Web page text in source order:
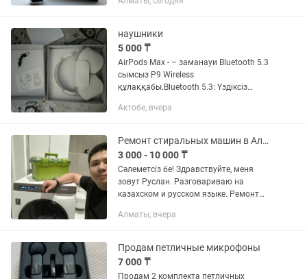
Качественная машинка для тату. В
наушники
5 000 ₸
AirPods Max - – заманауи Bluetooth 5.3
сымсыз P9 Wireless
құлаққабы.Bluetooth 5.3: Үздіксіз
уақыты: Толық зарядпен 20 сағатқа
100...
Актобе, вчера
Ремонт стиральных машин в Алматы с выездом на дом недорого
3 000 - 10 000 ₸
Сәлеметсіз бе! Здравствуйте, меня
зовут Руслан. Разговариваю на
казахском и русском языке. Ремонт
Гарантией Диагностика Установка
Алматы, вчера
Продам петличные микрофоны
7 000 ₸
Продам 2 комплекта петличных